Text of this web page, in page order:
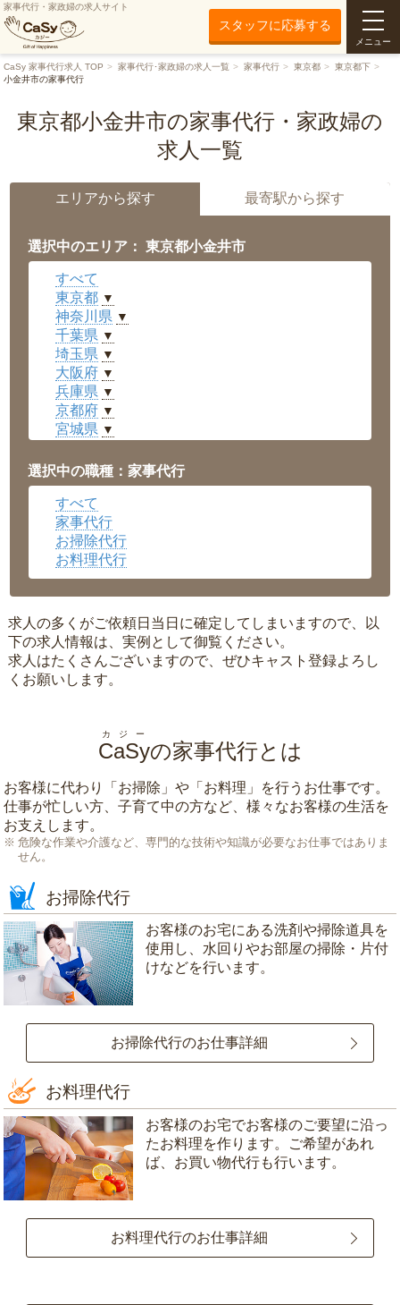
家事代行・家政婦の求人サイト
スタッフに応募する
メニュー
CaSy 家事代行求人 TOP 家事代行･家政婦の求人一覧 家事代行 東京都
東京都下
小金井市の家事代行
東京都小金井市の家事代行・家政婦の
求人一覧
エリアから探す 最寄駅から探す
選択中のエリア： 東京都小金井市
すべて
東京都 ▼
神奈川県 ▼
千葉県 ▼
埼玉県 ▼
大阪府 ▼
兵庫県 ▼
京都府 ▼
宮城県 ▼
福井県 ▼
岡山県 ▼
広島県
沖縄県 ▼
選択中の職種：家事代行
すべて
家事代行
お掃除代行
お料理代行
求人の多くがご依頼日当日に確定してしまいますので、以
下の求人情報は、実例として御覧ください。
求人はたくさんございますので、ぜひキャスト登録よろし
くお願いします。
CaSy
カジー
の家事代行とは
お客様に代わり「 お掃除 」や「 お料理 」を行うお仕事です。
仕事が忙しい方、子育て中の方など、様々なお客様の生活を
お支えします。
危険な作業や介護など、専門的な技術や知識が必要なお仕事ではありま
せん。
お掃除代行
お客様のお宅にある洗剤や掃除道具を
使用し、水回りやお部屋の掃除・片付
けなどを行います。
お掃除代行のお仕事詳細
お料理代行
お客様のお宅でお客様のご要望に沿っ
たお料理を作ります。ご希望があれ
ば、お買い物代行も行います。
お料理代行のお仕事詳細